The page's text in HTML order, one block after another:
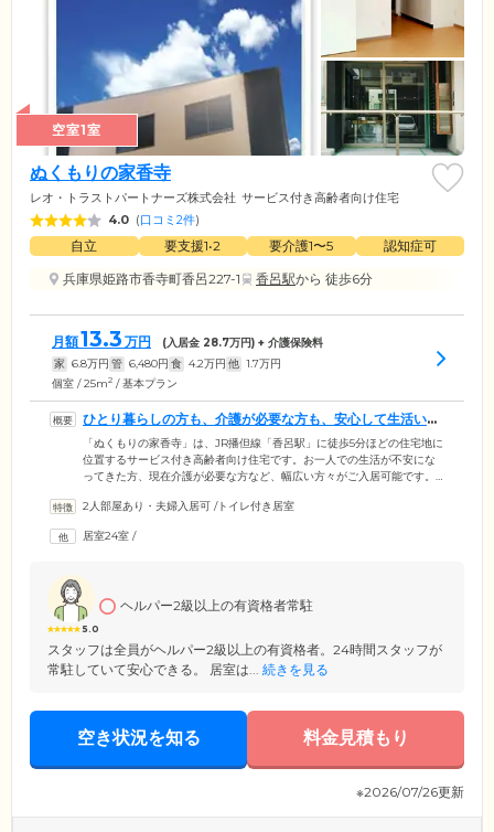
空室1室
ぬくもりの家香寺
レオ・トラストパートナーズ株式会社 サービス付き高齢者向け住宅
4.0 (口コミ2件)
自立 要支援1•2 要介護1〜5
認知症可
兵庫県姫路市香寺町香呂227-1
香呂駅から 徒歩6分
月額13.3 万円 (入居金 28.7万円) + 介護保険料
家 6.8万円 管 6,480円 食 4.2万円 他 1.7万円
個室 / 25m2 / 基本プラン
ひとり暮らしの方も、介護が必要な方も、安心して生活いた
だける環境です
「ぬくもりの家香寺」は、JR播但線「香呂駅」に徒歩5分ほどの住宅地に
位置するサービス付き高齢者向け住宅です。お一人での生活が不安にな
ってきた方、現在介護が必要な方など、幅広い方々がご入居可能です。
応。高い場所の電球交換やタンスの移動など、生活のなかでお困りのこ
便や宅配便などの一次預かりやタクシーなどのお手配もご対応していま
2人部屋あり・夫婦入居可 /トイレ付き居室
居室24室 /
5.0
ヘルパー2級以上の有資格者常駐
スタッフは全員がヘルパー2級以上の有資格者。24時間スタッフが
常駐していて安心できる。 居室は... 続きを見る
空き状況を知る 料金見積もり
※2026/07/26更新